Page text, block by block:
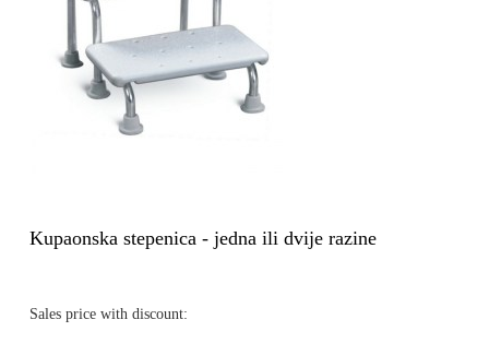
Kupaonska stepenica - jedna ili dvije razine
Sales price with discount: